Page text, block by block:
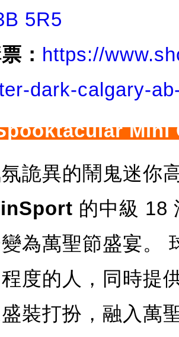
5R5
： https://
dark-calgary-
Mini
詭異的鬧鬼迷你
的中級 18
為萬聖節盛宴。
度的人，同時提
裝打扮，融入萬